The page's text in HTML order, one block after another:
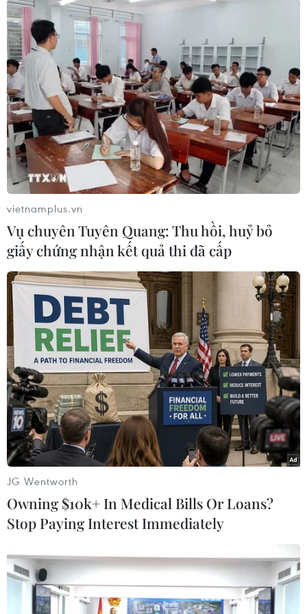
chỉ đạo các cơ quan chuyên môn của địa
phương hướng dẫn, kiểm tra việc thực hiện các
hoạt động chủ động khắc phục, khôi phục chăn
nuôi sau cơn bão số 3 (Công văn số 6671/BNN-
CN ngày 09/9/2025 của Bộ Nông nghiệp và Phát
triển nông thôn).
Chăm sóc đàn lợn giống ở tại huyện Ba Vì, Hà Nội. (Ảnh: Vũ
Sinh/TTXVN)
Bộ Nông nghiệp và Phát triển nông thôn mong
muốn các các cơ quan, đơn vị, các tổ chức
chung tay hỗ trợ người dân, cơ sở sản xuất chăn
nuôi tiền mặt, thực phẩm, con giống, thức ăn
chăn nuôi, vật tư chăn nuôi, thuốc thú y, hóa
chất khử trùng chuồng trại, chế phẩm xử lý môi
trường chăn nuôi và các vật tư khác để khắc
phục thiệt hại, sớm khôi phục sản xuất.
Để giải quyết nguồn cung thực phẩm từ nay đến
cuối năm, đặc biệt vào dịp trước, trong và sau
Tết Nguyên đán, Bộ Nông nghiệp và Phát triển
nông thôn sẽ chỉ đạo các doanh nghiệp, hiệp hội
vietnamplus.vn
Vụ chuyên Tuyên Quang: Thu hồi, huỷ bỏ
giấy chứng nhận kết quả thi đã cấp
JG Wentworth
Owning $10k+ In Medical Bills Or Loans?
Stop Paying Interest Immediately